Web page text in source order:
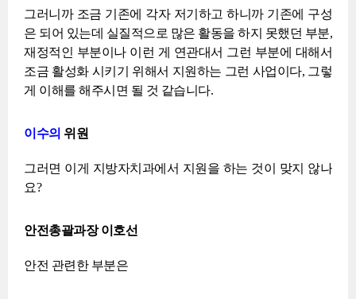
그러니까 조금 기존에 각자 저기하고 하니까 기존에 구성
은 되어 있는데 실질적으로 많은 활동을 하지 못했던 부분,
재정적인 부분이나 이런 게 연관대서 그런 부분에 대해서
조금 활성화 시키기 위해서 지원하는 그런 사업이다, 그렇
게 이해를 해주시면 될 것 같습니다.
이수의 위원
그러면 이게 지방자치과에서 지원을 하는 것이 맞지 않나
요?
안전총괄과장 이호선
안전 관련한 부분은